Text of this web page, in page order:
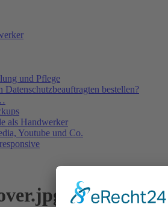
und Pflege
bestellen?
als Handwerker
Youtube und Co.